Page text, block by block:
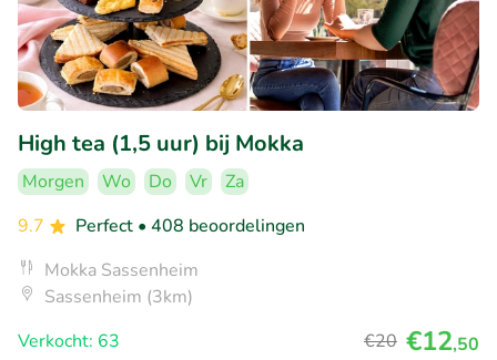
High tea (1,5 uur) bij Mokka
Morgen Wo Do Vr
Za
9.7
Perfect • 408 beoordelingen
Mokka Sassenheim
Sassenheim (3km)
Verkocht: 63
€20 €12,50